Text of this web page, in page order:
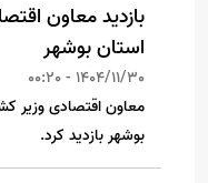
بازدید معاون
استان بوشهر
1404/11/30 - 00:20
معاون اقتصادی وزیر
بوشهر بازدید کرد.